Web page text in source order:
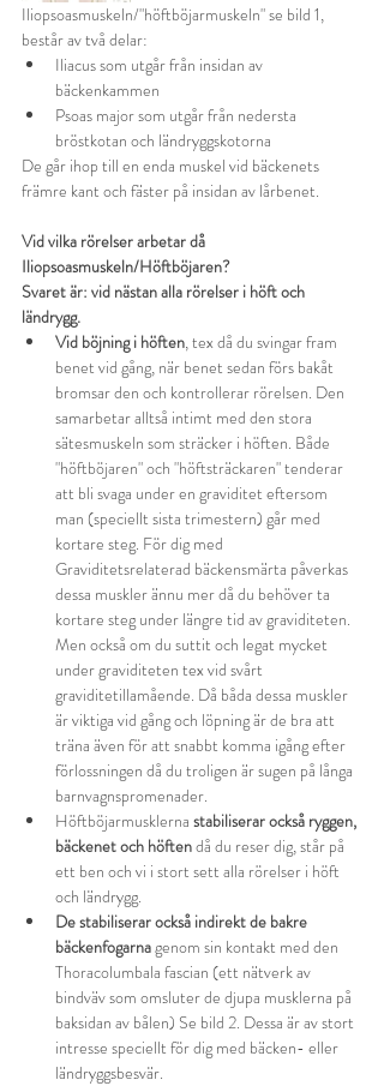
Iliopsoasmuskeln/"höftböjarmuskeln" se bild 1,
består av två delar:
Iliacus som utgår från insidan av
bäckenkammen
Psoas major som utgår från nedersta
bröstkotan och ländryggskotorna
De går ihop till en enda muskel vid bäckenets
främre kant och fäster på insidan av lårbenet.
Vid vilka rörelser arbetar då
Iliopsoasmuskeln/Höftböjaren?
Svaret är: vid nästan alla rörelser i höft och
ländrygg.
Vid böjning i höften, tex då du svingar fram
benet vid gång, när benet sedan förs bakåt
bromsar den och kontrollerar rörelsen. Den
samarbetar alltså intimt med den stora
sätesmuskeln som sträcker i höften. Både
"höftböjaren" och "höftsträckaren" tenderar
att bli svaga under en graviditet eftersom
man (speciellt sista trimestern) går med
kortare steg. För dig med
Graviditetsrelaterad bäckensmärta påverkas
dessa muskler ännu mer då du behöver ta
kortare steg under längre tid av graviditeten.
Men också om du suttit och legat mycket
under graviditeten tex vid svårt
graviditetillamående. Då båda dessa muskler
är viktiga vid gång och löpning är de bra att
träna även för att snabbt komma igång efter
förlossningen då du troligen är sugen på långa
barnvagnspromenader.
Höftböjarmusklerna stabiliserar också ryggen,
bäckenet och höften då du reser dig, står på
ett ben och vi i stort sett alla rörelser i höft
och ländrygg.
De stabiliserar också indirekt de bakre
bäckenfogarna genom sin kontakt med den
Thoracolumbala fascian (ett nätverk av
bindväv som omsluter de djupa musklerna på
baksidan av bålen) Se bild 2. Dessa är av stort
intresse speciellt för dig med bäcken- eller
ländryggsbesvär.